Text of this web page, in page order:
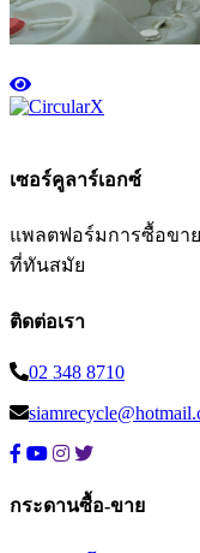
เซอร์คูลาร์เอกซ์
แพลตฟอร์มการซื้อขา
ที่ทันสมัย
ติดต่อเรา
02 348 8710
กระดานซื้อ-ขาย